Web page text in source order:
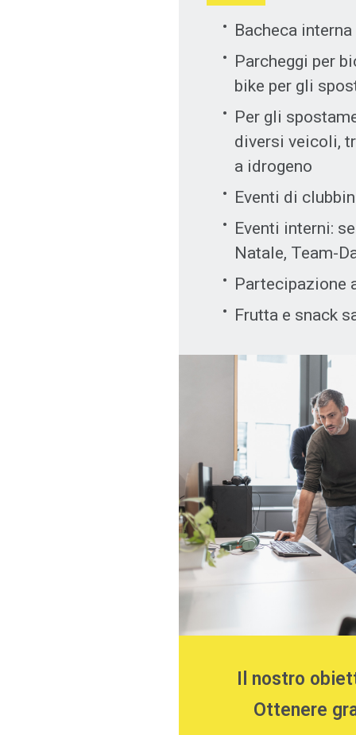
Bacheca
Parcheggi per
bike per gli
Per gli
diversi veicoli,
a idrogeno
Eventi di
Eventi interni:
Natale, Team-
Partecipazione
Frutta e snack
Il nostro
Ottenere